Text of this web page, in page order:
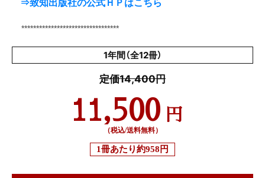
⇒致知出版社の公式ＨＰはこちら
*********************************
1年間（全12冊）
定価14,400円
11,500 円
（税込/送料無料）
1冊あたり約958円